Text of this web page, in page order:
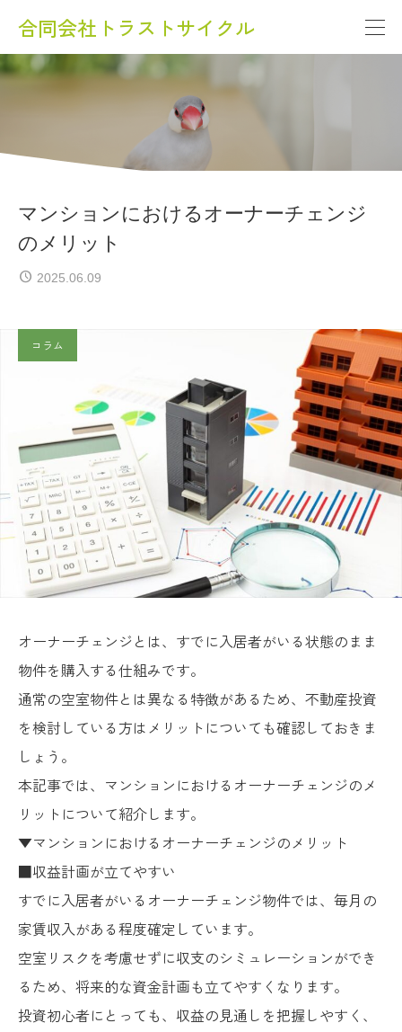
合同会社トラストサイクル
マンションにおけるオーナーチェンジ
のメリット
2025.06.09
コラム
オーナーチェンジとは、すでに入居者がいる状態のまま
物件を購入する仕組みです。
通常の空室物件とは異なる特徴があるため、不動産投資
を検討している方はメリットについても確認しておきま
しょう。
本記事では、マンションにおけるオーナーチェンジのメ
リットについて紹介します。
▼マンションにおけるオーナーチェンジのメリット
■収益計画が立てやすい
すでに入居者がいるオーナーチェンジ物件では、毎月の
家賃収入がある程度確定しています。
空室リスクを考慮せずに収支のシミュレーションができ
るため、将来的な資金計画も立てやすくなります。
投資初心者にとっても、収益の見通しを把握しやすく、